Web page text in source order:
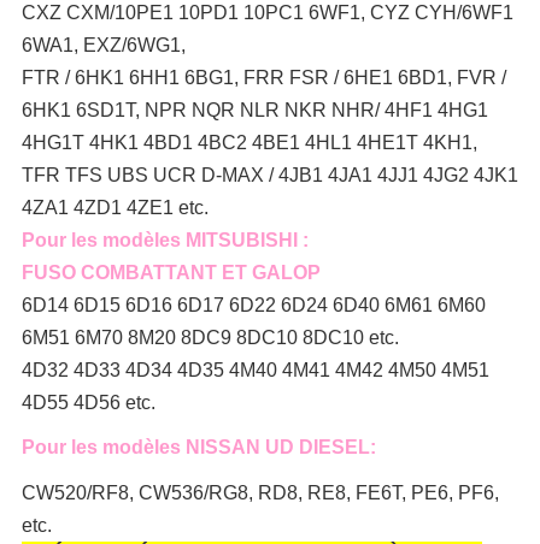
CXZ CXM/10PE1 10PD1 10PC1 6WF1, CYZ CYH/6WF1
6WA1, EXZ/6WG1,
FTR / 6HK1 6HH1 6BG1, FRR FSR / 6HE1 6BD1, FVR /
6HK1 6SD1T, NPR NQR NLR NKR NHR/ 4HF1 4HG1
4HG1T 4HK1 4BD1 4BC2 4BE1 4HL1 4HE1T 4KH1,
TFR TFS UBS UCR D-MAX / 4JB1 4JA1 4JJ1 4JG2 4JK1
4ZA1 4ZD1 4ZE1 etc.
Pour les modèles MITSUBISHI :
FUSO COMBATTANT ET GALOP
6D14 6D15 6D16 6D17 6D22 6D24 6D40 6M61 6M60
6M51 6M70 8M20 8DC9 8DC10 8DC10 etc.
4D32 4D33 4D34 4D35 4M40 4M41 4M42 4M50 4M51
4D55 4D56 etc.
Pour les modèles NISSAN UD DIESEL:
CW520/RF8, CW536/RG8, RD8, RE8, FE6T, PE6, PF6,
etc.